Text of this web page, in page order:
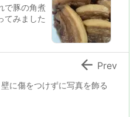
で豚の角煮
てみました
壁に傷をつけずに写真を飾る
 Prev